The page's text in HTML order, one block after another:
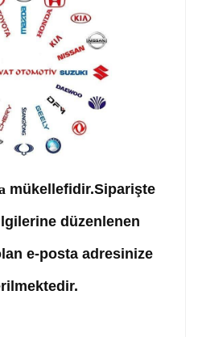
mükellefidir.Siparişte
düzenlenen
e-posta adresinize